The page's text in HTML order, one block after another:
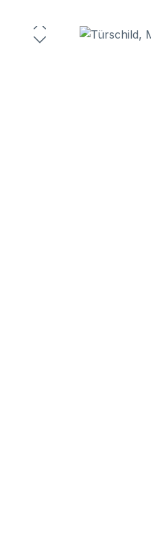
Bildergalerie überspringen